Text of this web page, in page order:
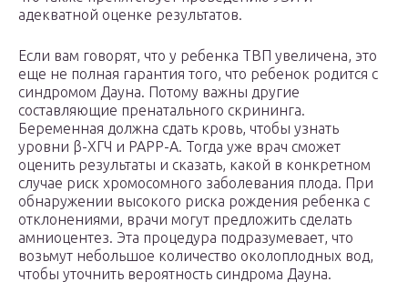
адекватной оценке результатов.
Если вам говорят, что у ребенка ТВП увеличена, это
еще не полная гарантия того, что ребенок родится с
синдромом Дауна. Потому важны другие
составляющие пренатального скрининга.
Беременная должна сдать кровь, чтобы узнать
уровни β-ХГЧ и РАРР-А. Тогда уже врач сможет
оценить результаты и сказать, какой в конкретном
случае риск хромосомного заболевания плода. При
обнаружении высокого риска рождения ребенка с
отклонениями, врачи могут предложить сделать
амниоцентез. Эта процедура подразумевает, что
возьмут небольшое количество околоплодных вод,
чтобы уточнить вероятность синдрома Дауна.